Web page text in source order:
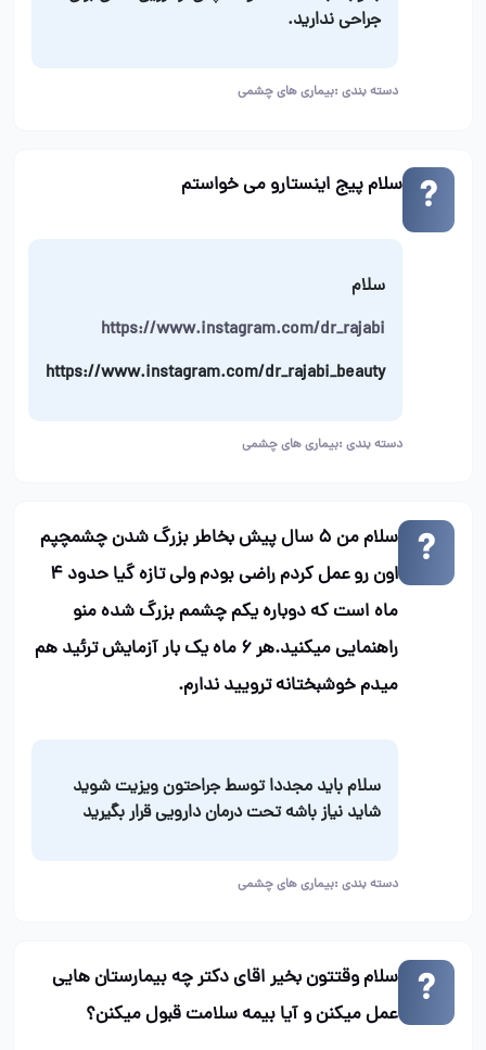
جراحی ندارید.
دسته بندی :بیماری های چشمی
سلام پیج اینستارو می خواستم
سلام
https://www.instagram.com/dr_rajabi
https://www.instagram.com/dr_rajabi_beauty
دسته بندی :بیماری های چشمی
سلام من ۵ سال پیش بخاطر بزرگ شدن چشمچپم
اون رو عمل کردم راضی بودم ولی تازه گیا حدود ۴
ماه است که دوباره یکم چشمم بزرگ شده منو
راهنمایی میکنید.هر ۶ ماه یک بار آزمایش ترئید هم
میدم خوشبختانه ترویید ندارم.
سلام باید مجددا توسط جراحتون ویزیت شوید
شاید نیاز باشه تحت درمان دارویی قرار بگیرید
دسته بندی :بیماری های چشمی
سلام وقتتون بخیر اقای دکتر چه بیمارستان هایی
عمل میکنن و آیا بیمه سلامت قبول میکنن؟